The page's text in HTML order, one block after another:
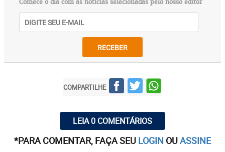
Comece o dia com as notícias selecionadas pelo nosso editor
RECEBER
COMPARTILHE
LEIA 0 COMENTÁRIOS
*PARA COMENTAR, FAÇA SEU LOGIN OUASSINE